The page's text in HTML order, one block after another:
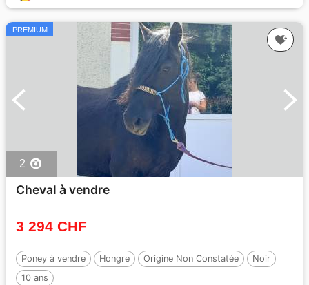
PREMIUM
2
Cheval à vendre
3 294 CHF
Poney à vendre Hongre Origine Non Constatée
Noir
10 ans